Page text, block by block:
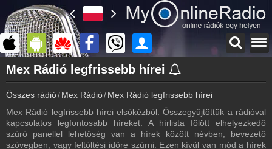
Főoldal
myonlineradio.hu
Mex Rádió
Vissza a Mex Rádió oldalára
Bejelentkezés
Hozz létre saját fiókot!
Mex Rádió legfrissebb hírei
Összes rádió Mex Rádió Mex Rádió legfrissebb hírei
Mex Rádió legfrissebb hírei elsőkézből. Összegyűjtöttük a rádióval
kapcsolatos legfontosabb híreket. A hírlista fölött elhelyezkedő
szűrő panellel lehetőség van a hírek között névben, bevezető
szövegben, vagy feltöltési időre szűrni. Ezen kívül van mód a hírek